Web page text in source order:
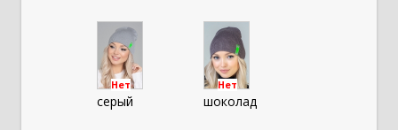
Нет
серый
Нет
шоколад